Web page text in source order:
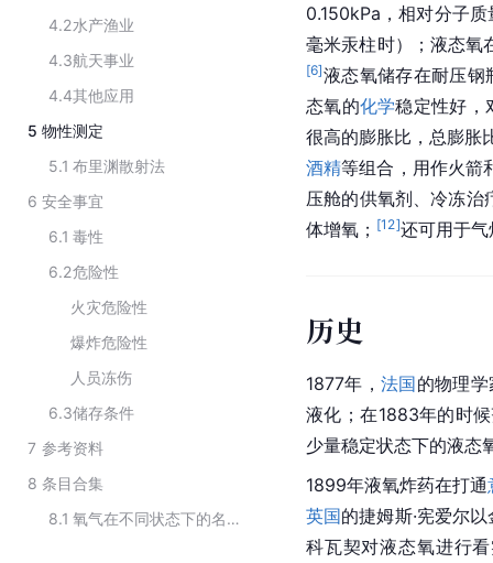
4.2水产渔业
4.3航天事业
4.4其他应用
5 物性测定
5.1 布里渊散射法
6 安全事宜
6.1 毒性
6.2危险性
火灾危险性
爆炸危险性
人员冻伤
6.3储存条件
7 参考资料
8 条目合集
8.1
氧气在不同状态下的名称
0.150kPa，相对分子
毫米汞柱时）；液态
[6]液态氧储存在耐压钢
态氧的化学稳定性好，
很高的膨胀比，总膨胀
酒精等组合，用作火箭
压舱的供氧剂、冷冻治
体增氧； [12]还可用于
历史
1877年， 法国的物理学
液化 ；在1883年的时
少量稳定状态下的液态
1899年液氧炸药在打通
英国的捷姆斯·宪爱尔
科瓦契对液态氧进行